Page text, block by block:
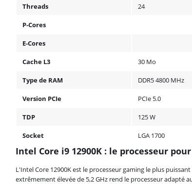
Threads 24
P-Cores
E-Cores
Cache L3 30 Mo
Type de RAM DDR5 4800 MHz
Version PCIe PCIe 5.0
TDP 125 W
Socket LGA 1700
Intel Core i9 12900K : le processeur
L'Intel Core 12900K est le processeur gaming le plus
extrêmement élevée de 5,2 GHz rend le processeur adapté